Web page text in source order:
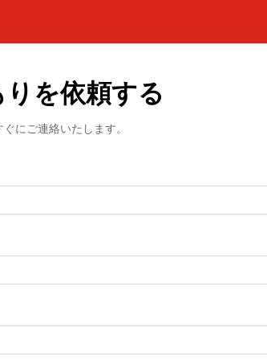
を依頼する
にご連絡いたします。